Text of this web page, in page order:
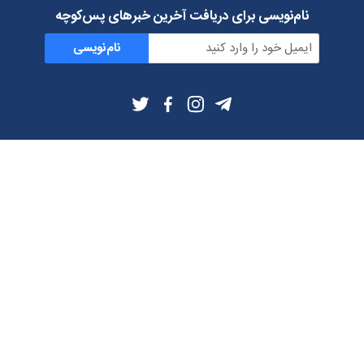
نام‌نویسی برای دریافت آخرین خبرهای پس‌کوچه
نام‌نویسی